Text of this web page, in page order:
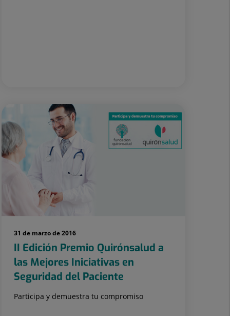
31 de marzo de 2016
II Edición Premio Quirónsalud a
las Mejores Iniciativas en
Seguridad del Paciente
Participa y demuestra tu compromiso